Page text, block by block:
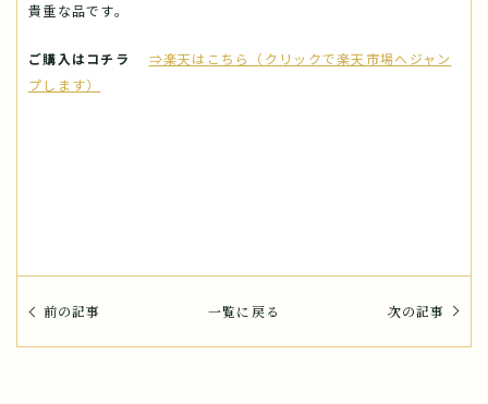
貴重な品です。
ご購入はコチラ
⇒楽天はこちら（クリックで楽天市場へジャン
プします）
前の記事 一覧に戻る 次の記事